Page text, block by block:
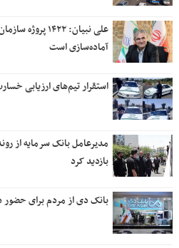
علی نبیان:
آماده‌سازی است
استقرار تیم‌های ارزیابی
مدیرعامل بانک سرمایه از
بازدید کرد
بانک دی از مردم برای حضور